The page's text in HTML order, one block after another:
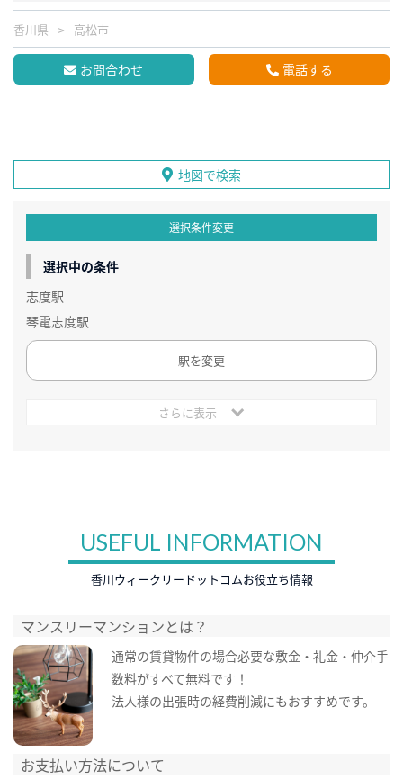
香川県 高松市
お問合わせ 電話する
地図で検索
選択条件変更
選択中の条件
志度駅
琴電志度駅
駅を変更
さらに表示
USEFUL INFORMATION
香川ウィークリードットコムお役立ち情報
マンスリーマンションとは？
通常の賃貸物件の場合必要な敷金・礼金・仲介手
数料がすべて無料です！
法人様の出張時の経費削減にもおすすめです。
お支払い方法について